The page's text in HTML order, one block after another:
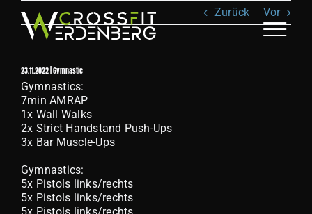
Inhalt
springen
Toggle
RECOVERY
Zurück Vor
23.11.2022 | Gymnastic
Gymnastics:
7min AMRAP
1x Wall Walks
2x Strict Handstand Push-Ups
3x Bar Muscle-Ups
Gymnastics:
5x Pistols links/rechts
5x Pistols links/rechts